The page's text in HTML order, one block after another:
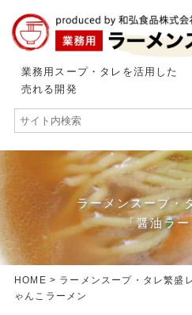
業務用スープ・タレを活用した
売れる開発
ラーメンスープ・
「醤油ラー
HOME > ラーメンスープ・タレ繁盛
ゃんこラーメン